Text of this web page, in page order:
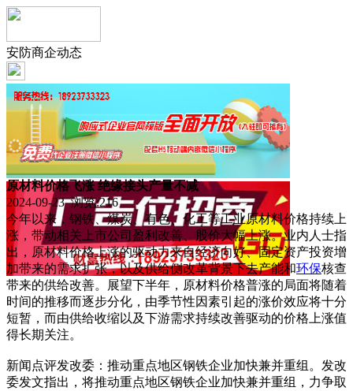
安防商企动态
原材料价格飞涨 绝缘接头产量不减
2024-09-23 浏览:216
今年以来，钢铁、煤炭、有色、化工等工业原材料价格持续上
涨，带动相关上市公司盈利改善、股价大幅上涨。业内人士指
出，原材料价格上涨的驱动力来自经济向好、固定资产投资增
加带来的需求扩张，以及供给侧改革背景下去产能和环保核查
带来的供给改善。展望下半年，原材料价格普涨的局面将随着
时间的推移而逐步分化，由季节性因素引起的涨价效应将十分
短暂，而由供给收缩以及下游需求持续改善驱动的价格上涨值
得长期关注。
新闻点评发改委：推动重点地区钢铁企业加快兼并重组。发改
委发文指出，将推动重点地区钢铁企业加快兼并重组，力争取